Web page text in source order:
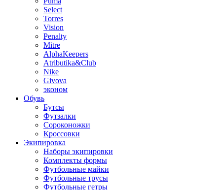
Select
Torres
Vision
Penalty
Mitre
AlphaKeepers
Atributika&Club
Nike
Givova
эконом
Обувь
Бутсы
Футзалки
Сороконожки
Кроссовки
Экипировка
Наборы экипировки
Комплекты формы
Футбольные майки
Футбольные трусы
Футбольные гетры